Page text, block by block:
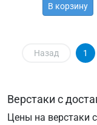
В корзину
Назад 1
Верстаки с
Цены на верстаки